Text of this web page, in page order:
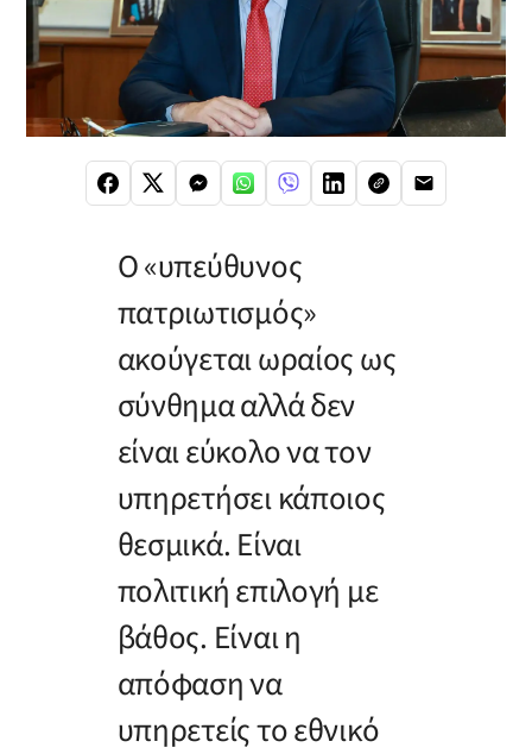
Ο «υπεύθυνος
πατριωτισμός»
ακούγεται ωραίος ως
σύνθημα αλλά δεν
είναι εύκολο να τον
υπηρετήσει κάποιος
θεσμικά. Είναι
πολιτική επιλογή με
βάθος. Είναι η
απόφαση να
υπηρετείς το εθνικό